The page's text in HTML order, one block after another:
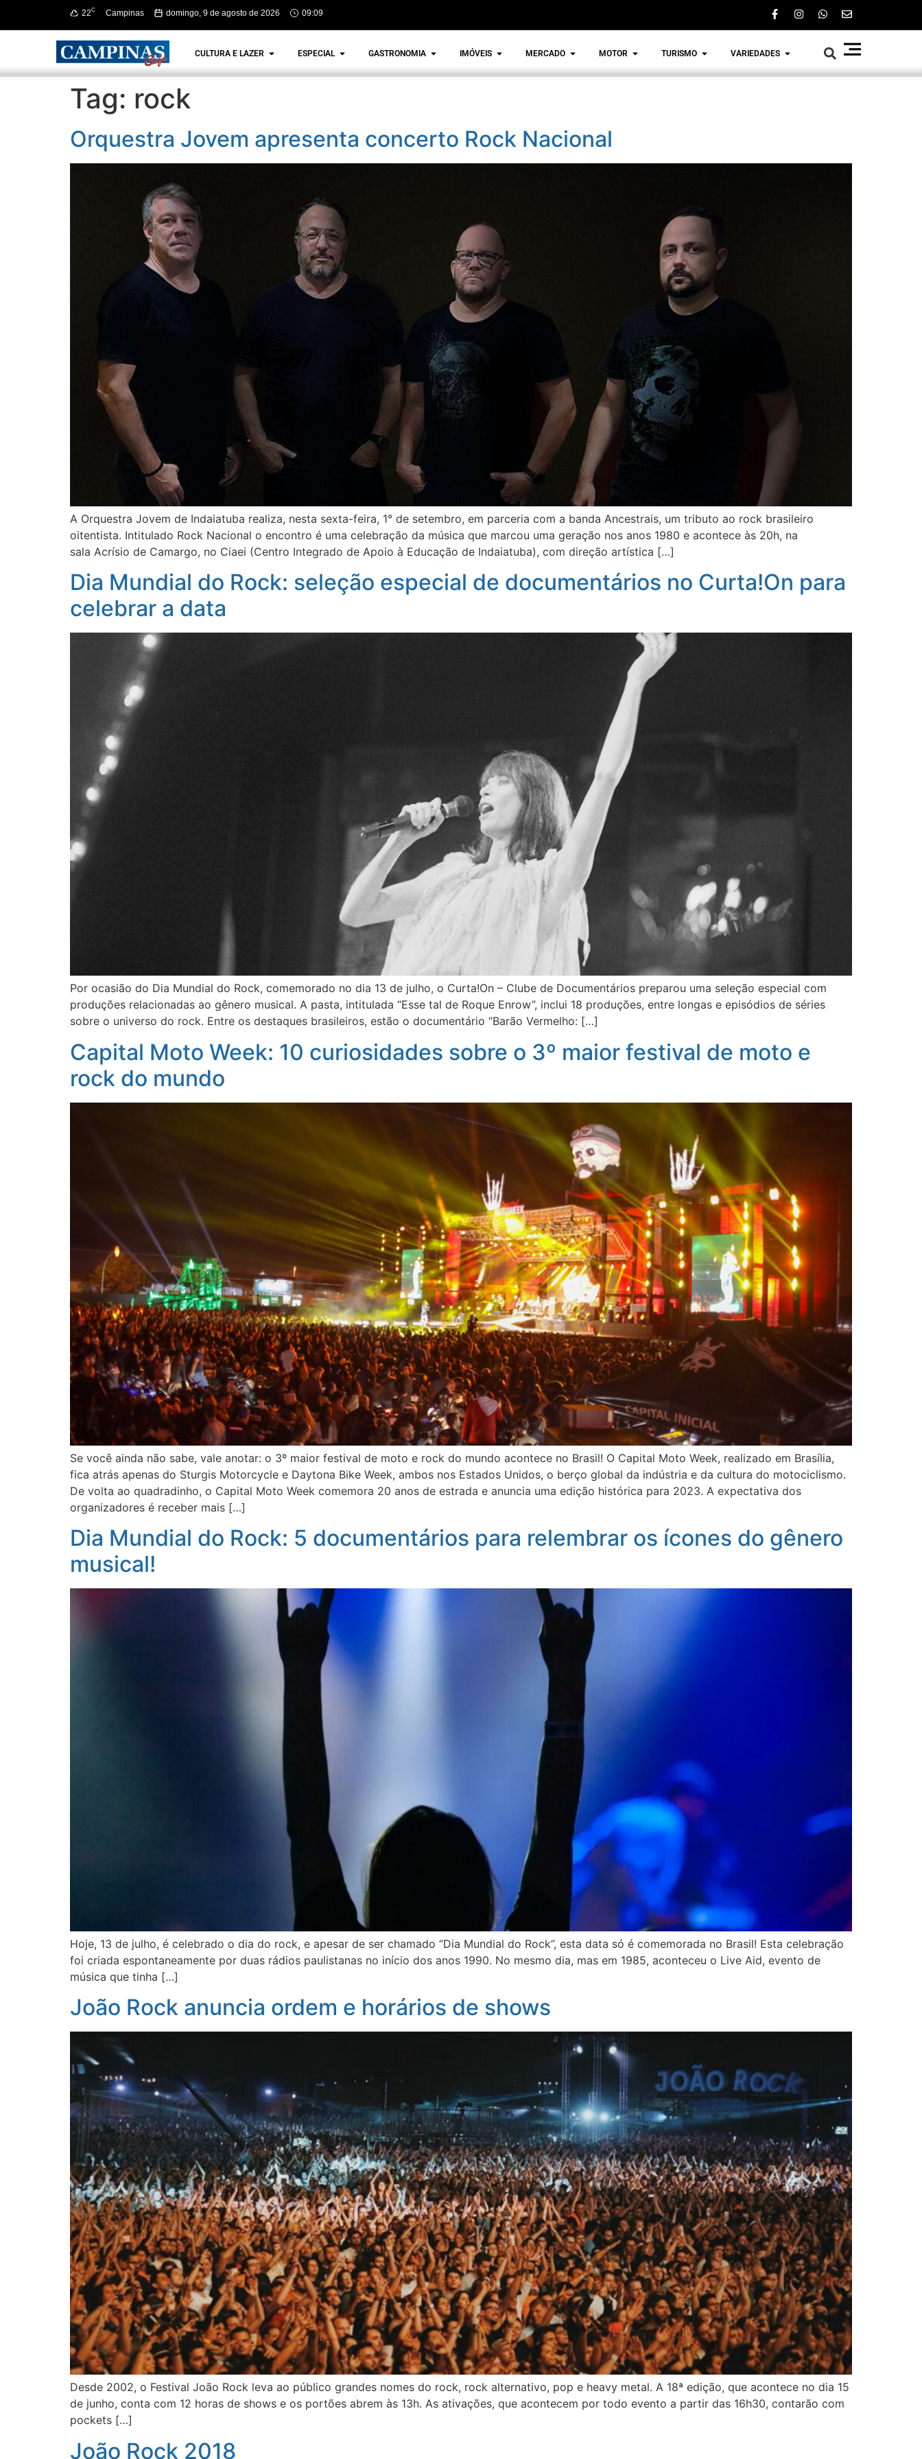
22C Campinas domingo, 9 de agosto de 2026 09:09
CULTURA E LAZER ESPECIAL GASTRONOMIA IMÓVEIS MERCADO MOTOR TURISMO VARIEDADES
Tag: rock
Orquestra Jovem apresenta concerto Rock Nacional
A Orquestra Jovem de Indaiatuba realiza, nesta sexta-feira, 1° de setembro, em parceria com a banda Ancestrais, um tributo ao rock brasileiro
oitentista. Intitulado Rock Nacional o encontro é uma celebração da música que marcou uma geração nos anos 1980 e acontece às 20h, na
sala Acrísio de Camargo, no Ciaei (Centro Integrado de Apoio à Educação de Indaiatuba), com direção artística […]
Dia Mundial do Rock: seleção especial de documentários no Curta!On para
celebrar a data
Por ocasião do Dia Mundial do Rock, comemorado no dia 13 de julho, o Curta!On – Clube de Documentários preparou uma seleção especial com
produções relacionadas ao gênero musical. A pasta, intitulada “Esse tal de Roque Enrow”, inclui 18 produções, entre longas e episódios de séries
sobre o universo do rock. Entre os destaques brasileiros, estão o documentário “Barão Vermelho: […]
Capital Moto Week: 10 curiosidades sobre o 3º maior festival de moto e
rock do mundo
Se você ainda não sabe, vale anotar: o 3º maior festival de moto e rock do mundo acontece no Brasil! O Capital Moto Week, realizado em Brasília,
fica atrás apenas do Sturgis Motorcycle e Daytona Bike Week, ambos nos Estados Unidos, o berço global da indústria e da cultura do motociclismo.
De volta ao quadradinho, o Capital Moto Week comemora 20 anos de estrada e anuncia uma edição histórica para 2023. A expectativa dos
organizadores é receber mais […]
Dia Mundial do Rock: 5 documentários para relembrar os ícones do gênero
musical!
Hoje, 13 de julho, é celebrado o dia do rock, e apesar de ser chamado “Dia Mundial do Rock”, esta data só é comemorada no Brasil! Esta celebração
foi criada espontaneamente por duas rádios paulistanas no início dos anos 1990. No mesmo dia, mas em 1985, aconteceu o Live Aid, evento de
música que tinha […]
João Rock anuncia ordem e horários de shows
Desde 2002, o Festival João Rock leva ao público grandes nomes do rock, rock alternativo, pop e heavy metal. A 18ª edição, que acontece no dia 15
de junho, conta com 12 horas de shows e os portões abrem às 13h. As ativações, que acontecem por todo evento a partir das 16h30, contarão com
pockets […]
João Rock 2018